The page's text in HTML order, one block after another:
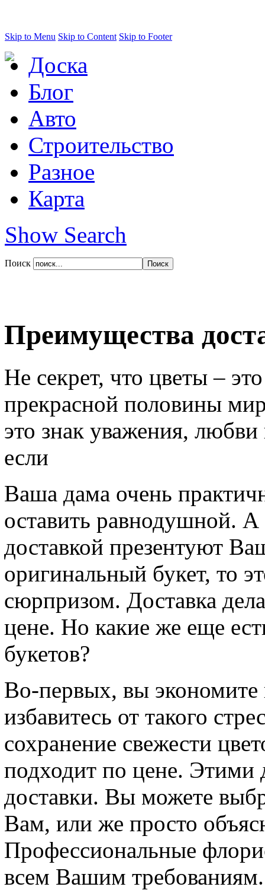
Skip to Menu Skip to Content Skip to Footer
Доска
Блог
Авто
Строительство
Разное
Карта
Show Search
Поиск
Преимущества
Не секрет, что цветы –
прекрасной половины
это знак уважения,
если
Ваша дама очень
оставить равнодушной.
доставкой презентуют
оригинальный букет, то
сюрпризом. Доставка
цене. Но какие же еще
букетов?
Во-первых, вы
избавитесь от такого
сохранение свежести
подходит по цене. Этими
доставки. Вы можете
Вам, или же просто
Профессиональные
всем Вашим требованиям.